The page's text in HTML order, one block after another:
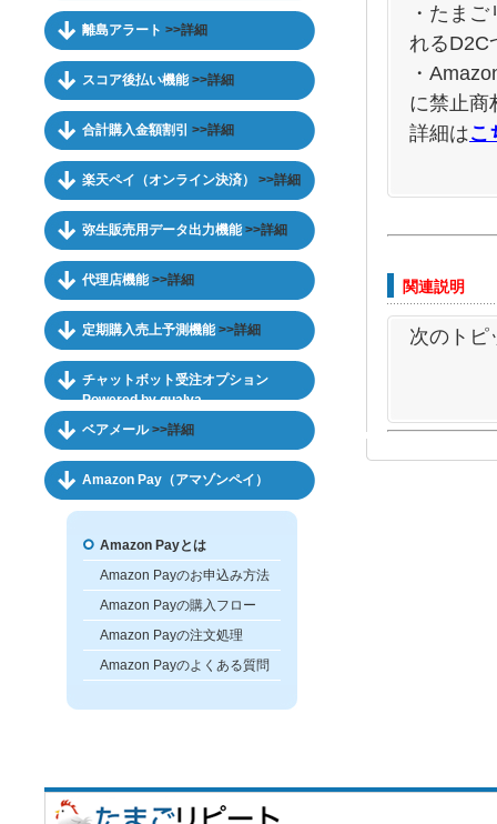
離島アラート >>詳細
スコア後払い機能>>詳細
合計購入金額割引 >>詳細
楽天ペイ（オンライン決済） >>詳細
弥生販売用データ出力機能>>詳細
代理店機能>>詳細
定期購入売上予測機能>>詳細
チャットボット受注オプション
Powered by qualva
ベアメール>>詳細
Amazon Pay（アマゾンペイ）
Amazon Payとは
Amazon Payのお申込み方法
Amazon Payの購入フロー
Amazon Payの注文処理
Amazon Payのよくある質問
・たま
れるD2C
・
に禁止商
詳細はこ
関連説明
次のトピ